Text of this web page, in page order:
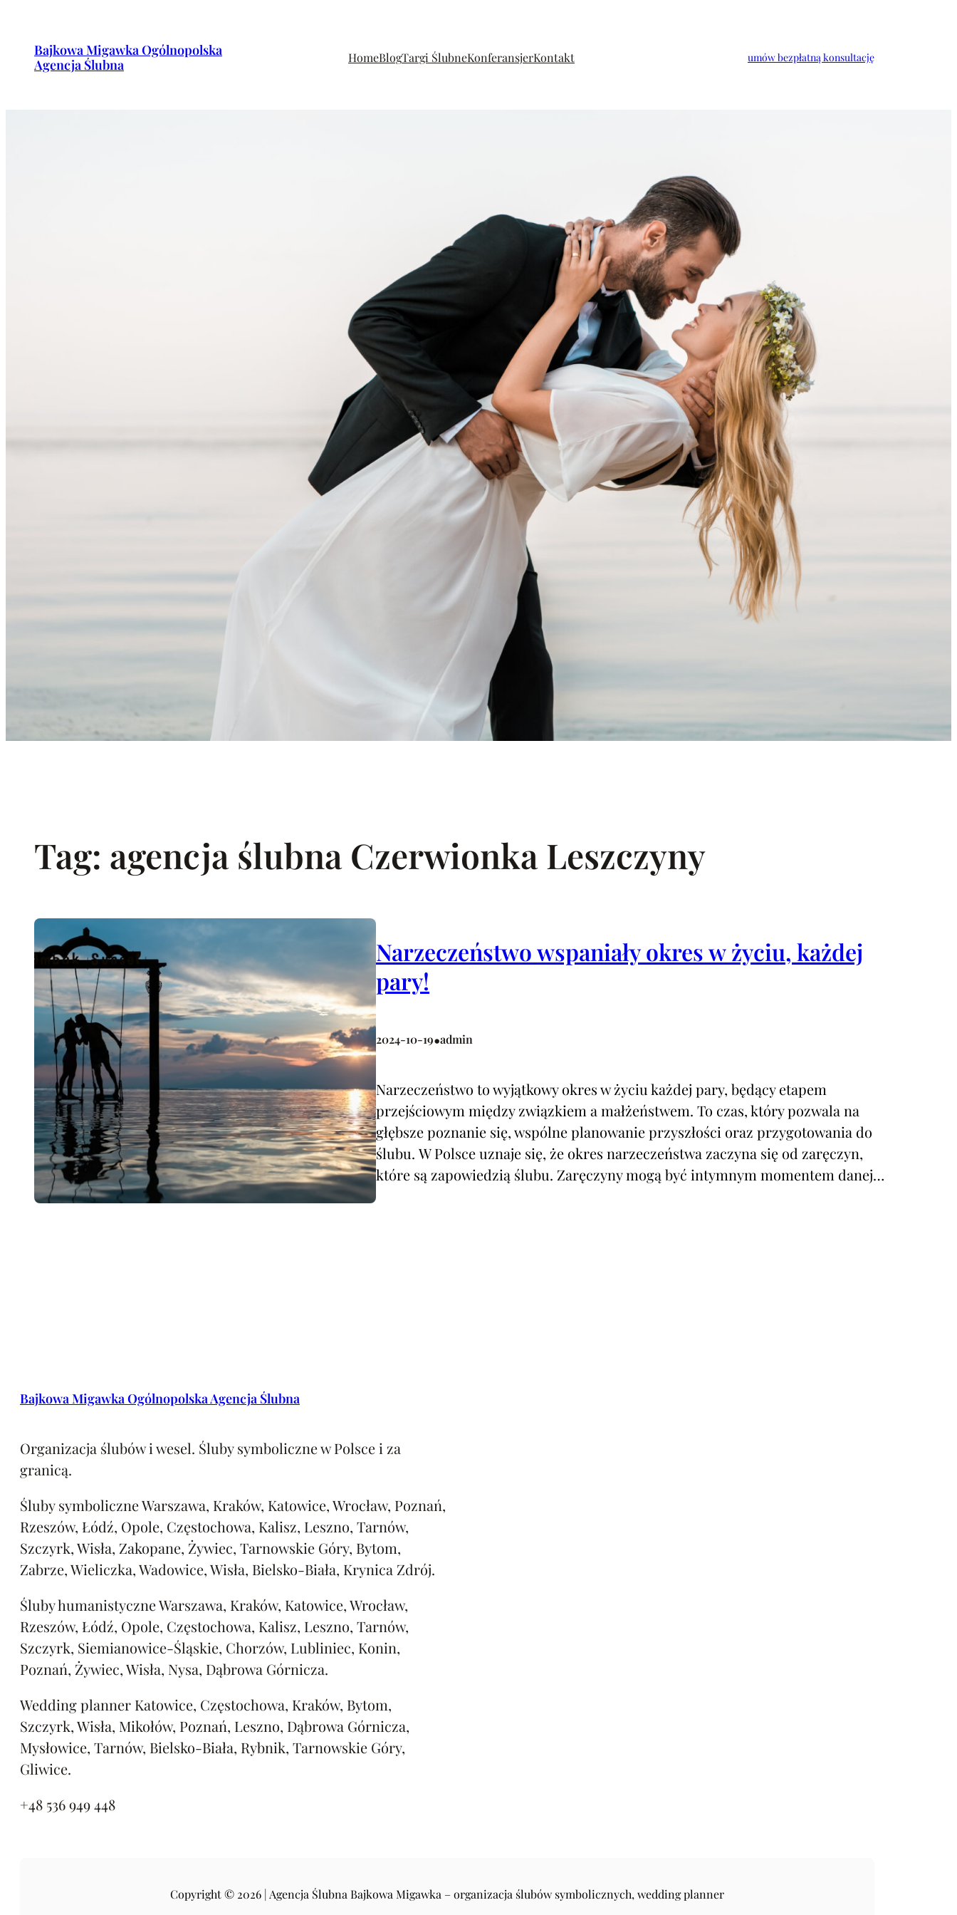
treściBajkowa Migawka Ogólnopolska
Agencja Ślubna
HomeBlogTargi ŚlubneKonferansjerKontakt umów bezpłatną konsultację
Tag: agencja ślubna Czerwionka Leszczyny
Narzeczeństwo wspaniały okres w życiu, każdej
pary!
2024-10-19•admin
Narzeczeństwo to wyjątkowy okres w życiu każdej pary, będący etapem
przejściowym między związkiem a małżeństwem. To czas, który pozwala na
głębsze poznanie się, wspólne planowanie przyszłości oraz przygotowania do
ślubu. W Polsce uznaje się, że okres narzeczeństwa zaczyna się od zaręczyn,
które są zapowiedzią ślubu. Zaręczyny mogą być intymnym momentem danej…
Bajkowa Migawka Ogólnopolska Agencja Ślubna
Organizacja ślubów i wesel. Śluby symboliczne w Polsce i za
granicą.
Śluby symboliczne Warszawa, Kraków, Katowice, Wrocław, Poznań,
Rzeszów, Łódź, Opole, Częstochowa, Kalisz, Leszno, Tarnów,
Szczyrk, Wisła, Zakopane, Żywiec, Tarnowskie Góry, Bytom,
Zabrze, Wieliczka, Wadowice, Wisła, Bielsko-Biała, Krynica Zdrój.
Śluby humanistyczne Warszawa, Kraków, Katowice, Wrocław,
Rzeszów, Łódź, Opole, Częstochowa, Kalisz, Leszno, Tarnów,
Szczyrk, Siemianowice-Śląskie, Chorzów, Lubliniec, Konin,
Poznań, Żywiec, Wisła, Nysa, Dąbrowa Górnicza.
Wedding planner Katowice, Częstochowa, Kraków, Bytom,
Szczyrk, Wisła, Mikołów, Poznań, Leszno, Dąbrowa Górnicza,
Mysłowice, Tarnów, Bielsko-Biała, Rybnik, Tarnowskie Góry,
Gliwice.
+48 536 949 448
Copyright © 2026 | Agencja Ślubna Bajkowa Migawka – organizacja ślubów symbolicznych, wedding planner